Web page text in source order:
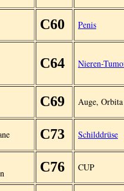
C60 Penis
C64 Nieren-
C69 Auge, Orbita
C73 Schilddrüse
C76 CUP